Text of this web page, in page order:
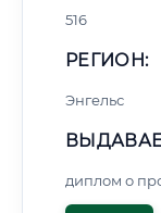
516
РЕГИОН:
Энгельс
диплом о